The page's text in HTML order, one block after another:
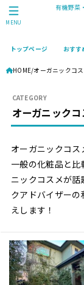
有機野菜
トップページ おすす
MENU
HOME オーガニックコス
オーガニックコ
オーガニックコス
一般の化粧品と
ニックコスメが話
クアドバイザー
えします！